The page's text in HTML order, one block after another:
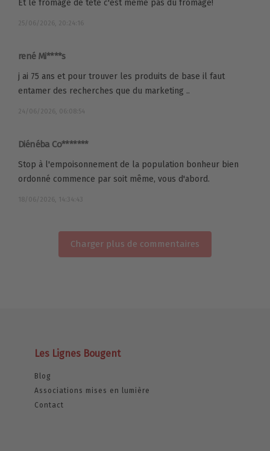
Et le fromage de tête c'est même pas du fromage!
25/06/2026, 20:24:16
rené Mi****s
j ai 75 ans et pour trouver les produits de base il faut
entamer des recherches que du marketing ..
24/06/2026, 06:08:54
Diénéba Co*******
Stop à l'empoisonnement de la population bonheur bien
ordonné commence par soit même, vous d'abord.
18/06/2026, 14:34:43
Charger plus de commentaires
Les Lignes Bougent
Blog
Associations mises en lumière
Contact